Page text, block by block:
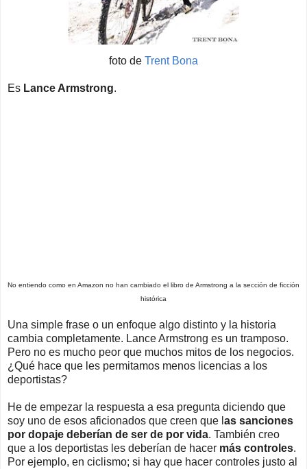
foto de Trent Bona
Es Lance Armstrong.
No entiendo como en Amazon no han cambiado el libro de Armstrong a la sección de ficción
histórica
Una simple frase o un enfoque algo distinto y la historia
cambia completamente. Lance Armstrong es un tramposo.
Pero no es mucho peor que muchos mitos de los negocios.
¿Qué hace que les permitamos menos licencias a los
deportistas?
He de empezar la respuesta a esa pregunta diciendo que
soy uno de esos aficionados que creen que l as sanciones
por dopaje deberían de ser de por vida. También creo
que a los deportistas les deberían de hacer más controles.
Por ejemplo, en ciclismo; si hay que hacer controles justo al